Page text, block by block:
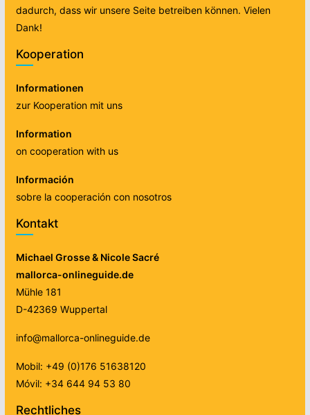
dadurch, dass wir unsere Seite betreiben können. Vielen
Dank!
Kooperation
Informationen
zur Kooperation mit uns
Information
on cooperation with us
Información
sobre la cooperación con nosotros
Kontakt
Michael Grosse & Nicole Sacré
mallorca-onlineguide.de
Mühle 181
D-42369 Wuppertal
info@mallorca-onlineguide.de
Mobil: +49 (0)176 51638120
Móvil: +34 644 94 53 80
Rechtliches